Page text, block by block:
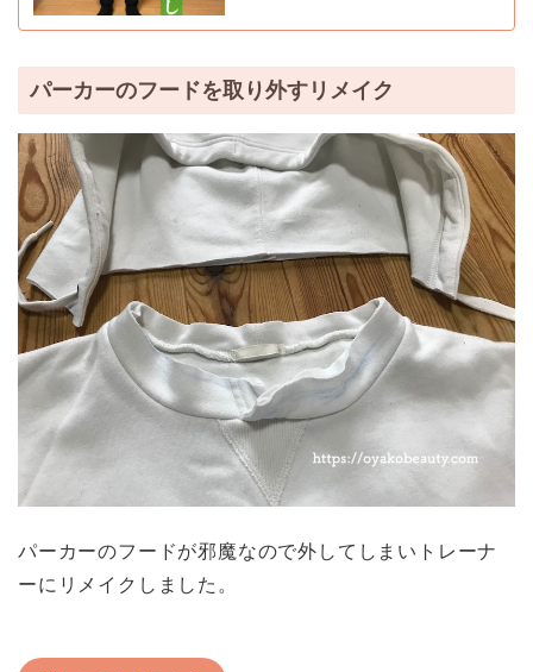
パーカーのフードを取り外すリメイク
パーカーのフードが邪魔なので外してしまいトレーナ
ーにリメイクしました。